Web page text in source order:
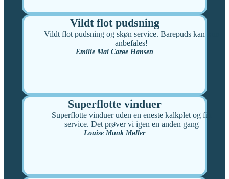
Vildt flot pudsning
Vildt flot pudsning og skøn service. Barepuds kan kun
anbefales!
Emilie Mai Carøe Hansen
Superflotte vinduer
Superflotte vinduer uden en eneste kalkplet og fin
service. Det prøver vi igen en anden gang
Louise Munk Møller